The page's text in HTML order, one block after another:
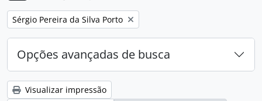
Remover filtro:
Sérgio Pereira da Silva Porto
Opções avançadas de busca
Visualizar impressão